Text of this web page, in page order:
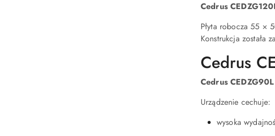
Cedrus
Płyta robocza 55 ×
Konstrukcja została
Cedrus
Cedrus CEDZG90L
Urządzenie cechuje:
wysoka